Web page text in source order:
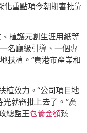
化重點項今朝期審批靠
植護元創生涯用紙等
名廳級引導、一個專
扶植。”貴港市產業和
植效力。“公司項目地
就審批上去了。”廣
總監王包養金額臻